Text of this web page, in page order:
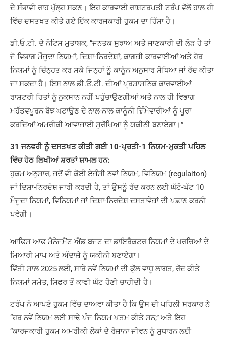
ਦੇ ਸੰਭਾਵੀ ਰਾਹ ਖੁੱਲ੍ਹ ਸਕਣ। ਇਹ ਕਾਰਵਾਈ ਰਾਸ਼ਟਰਪਤੀ ਟਰੰਪ ਵੱਲੋਂ ਹਾਲ ਹੀ
ਵਿੱਚ ਦਸਤਖਤ ਕੀਤੇ ਗਏ ਇੱਕ ਕਾਰਜਕਾਰੀ ਹੁਕਮ ਦਾ ਹਿੱਸਾ ਹੈ।
ਡੀ.ਓ.ਟੀ. ਦੇ ਨੋਟਿਸ ਮੁਤਾਬਕ, “ਜਨਤਕ ਸੁਝਾਅ ਅਤੇ ਜਾਣਕਾਰੀ ਦੀ ਲੋੜ ਹੈ ਤਾਂ
ਜੋ ਵਿਭਾਗ ਮੌਜੂਦਾ ਨਿਯਮਾਂ, ਦਿਸ਼ਾ-ਨਿਰਦੇਸ਼ਾਂ, ਕਾਗਜ਼ੀ ਕਾਰਵਾਈਆਂ ਅਤੇ ਹੋਰ
ਨਿਯਮਾਂ ਨੂੰ ਚਿੰਨ੍ਹਤ ਕਰ ਸਕੇ ਜਿਨ੍ਹਾਂ ਨੂੰ ਕਾਨੂੰਨ ਅਨੁਸਾਰ ਸੋਧਿਆ ਜਾਂ ਰੱਦ ਕੀਤਾ
ਜਾ ਸਕਦਾ ਹੈ। ਇਸ ਨਾਲ ਡੀ.ਓ.ਟੀ. ਦੀਆਂ ਪ੍ਰਸ਼ਾਸਨਿਕ ਕਾਰਵਾਈਆਂ
ਰਾਸ਼ਟਰੀ ਹਿਤਾਂ ਨੂੰ ਨੁਕਸਾਨ ਨਹੀਂ ਪਹੁੰਚਾਉਣਗੀਆਂ ਅਤੇ ਨਾਲ ਹੀ ਵਿਭਾਗ
ਮਹੱਤਵਪੂਰਨ ਬੋਝ ਘਟਾਉਣ ਦੇ ਨਾਲ-ਨਾਲ ਕਾਨੂੰਨੀ ਜ਼ਿੰਮੇਵਾਰੀਆਂ ਨੂੰ ਪੂਰਾ
ਕਰਦਿਆਂ ਅਮਰੀਕੀ ਆਵਾਜਾਈ ਸੁਰੱਖਿਆ ਨੂੰ ਯਕੀਨੀ ਬਣਾਏਗਾ।”
31 ਜਨਵਰੀ ਨੂੰ ਦਸਤਖਤ ਕੀਤੀ ਗਈ 10-ਪ੍ਰਤੀ-1 ਨਿਯਮ-ਮੁਕਤੀ ਪਹਿਲ
ਵਿੱਚ ਹੇਠ ਲਿਖੀਆਂ ਸ਼ਰਤਾਂ ਸ਼ਾਮਲ ਹਨ:
ਹੁਕਮ ਅਨੁਸਾਰ, ਜਦੋਂ ਵੀ ਕੋਈ ਏਜੰਸੀ ਨਵਾਂ ਨਿਯਮ, ਵਿਨਿਯਮ (regulaiton)
ਜਾਂ ਦਿਸ਼ਾ-ਨਿਰਦੇਸ਼ ਜਾਰੀ ਕਰਦੀ ਹੈ, ਤਾਂ ਉਸਨੂੰ ਰੱਦ ਕਰਨ ਲਈ ਘੱਟੋ-ਘੱਟ 10
ਮੌਜੂਦਾ ਨਿਯਮਾਂ, ਵਿਨਿਯਮਾਂ ਜਾਂ ਦਿਸ਼ਾ-ਨਿਰਦੇਸ਼ ਦਸਤਾਵੇਜ਼ਾਂ ਦੀ ਪਛਾਣ ਕਰਨੀ
ਪਵੇਗੀ।
ਆਫਿਸ ਆਫ ਮੈਨੇਜਮੈਂਟ ਐਂਡ ਬਜਟ ਦਾ ਡਾਇਰੈਕਟਰ ਨਿਯਮਾਂ ਦੇ ਖਰਚਿਆਂ ਦੇ
ਮਿਆਰੀ ਮਾਪ ਅਤੇ ਅੰਦਾਜ਼ੇ ਨੂੰ ਯਕੀਨੀ ਬਣਾਏਗਾ।
ਵਿੱਤੀ ਸਾਲ 2025 ਲਈ, ਸਾਰੇ ਨਵੇਂ ਨਿਯਮਾਂ ਦੀ ਕੁੱਲ ਵਾਧੂ ਲਾਗਤ, ਰੱਦ ਕੀਤੇ
ਨਿਯਮਾਂ ਸਮੇਤ, ਸਿਫਰ ਤੋਂ ਕਾਫੀ ਘੱਟ ਹੋਣੀ ਚਾਹੀਦੀ ਹੈ।
ਟਰੰਪ ਨੇ ਆਪਣੇ ਹੁਕਮ ਵਿੱਚ ਦਾਅਵਾ ਕੀਤਾ ਹੈ ਕਿ ਉਸ ਦੀ ਪਹਿਲੀ ਸਰਕਾਰ ਨੇ
“ਹਰ ਨਵੇਂ ਨਿਯਮ ਲਈ ਸਾਢੇ ਪੰਜ ਨਿਯਮ ਖਤਮ ਕੀਤੇ ਸਨ,” ਅਤੇ ਇਹ
“ਕਾਰਜਕਾਰੀ ਹੁਕਮ ਅਮਰੀਕੀ ਲੋਕਾਂ ਦੇ ਰੋਜ਼ਾਨਾ ਜੀਵਨ ਨੂੰ ਸੁਧਾਰਨ ਲਈ